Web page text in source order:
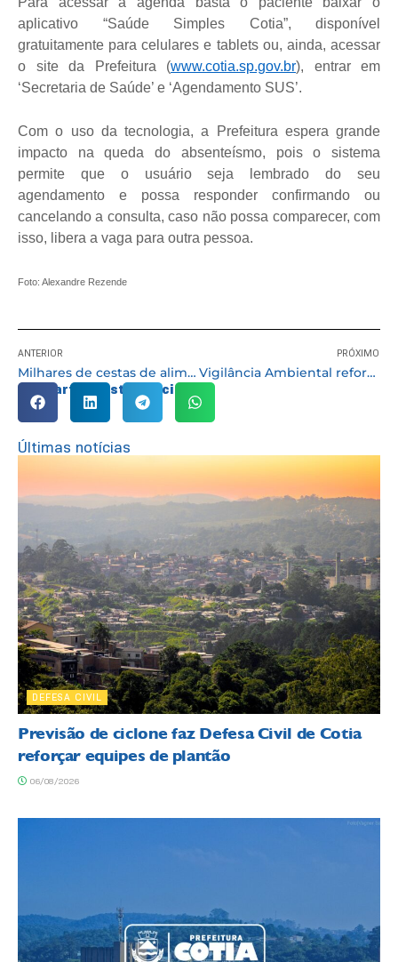
aplicativo “Saúde Simples Cotia”, disponível
gratuitamente para celulares e tablets ou, ainda, acessar
o site da Prefeitura (www.cotia.sp.gov.br), entrar em
‘Secretaria de Saúde’ e ‘Agendamento SUS’.
Com o uso da tecnologia, a Prefeitura espera grande
impacto na queda do absenteísmo, pois o sistema
permite que o usuário seja lembrado do seu
agendamento e possa responder confirmando ou
cancelando a consulta, caso não possa comparecer, com
isso, libera a vaga para outra pessoa.
Foto: Alexandre Rezende
ANTERIOR
Milhares de cestas de alimentos são entregues no kit merenda aos alunos da rede
PRÓXIMO
Vigilância Ambiental reforça a necessidade de enfrentamento à dengue
Compartilhe esta notícia:
Últimas notícias
DEFESA CIVIL
Previsão de ciclone faz Defesa Civil de Cotia
reforçar equipes de plantão
06/08/2026